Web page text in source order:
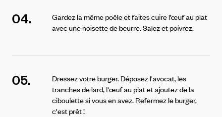
04.
Gardez la même poêle et faites cuire l’œuf au plat
avec une noisette de beurre. Salez et poivrez.
05.
Dressez votre burger. Déposez l'avocat, les
tranches de lard, l'œuf au plat et ajoutez de la
ciboulette si vous en avez. Refermez le burger,
c'est prêt !